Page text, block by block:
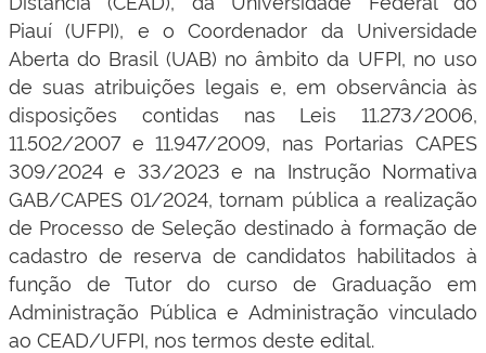
Piauí (UFPI), e o Coordenador da Universidade
Aberta do Brasil (UAB) no âmbito da UFPI, no uso
de suas atribuições legais e, em observância às
disposições contidas nas Leis 11.273/2006,
11.502/2007 e 11.947/2009, nas Portarias CAPES
309/2024 e 33/2023 e na Instrução Normativa
GAB/CAPES 01/2024, tornam pública a realização
de Processo de Seleção destinado à formação de
cadastro de reserva de candidatos habilitados à
função de Tutor do curso de Graduação em
Administração Pública e Administração vinculado
ao CEAD/UFPI, nos termos deste edital.